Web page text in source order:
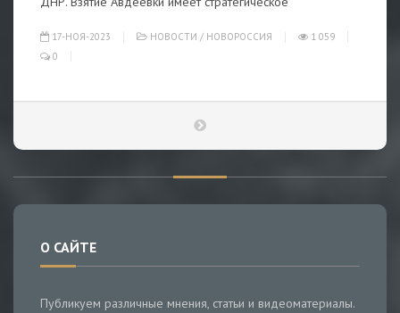
17-НОЯ-2023 НОВОСТИ / НОВОРОССИЯ
1 059
0
О САЙТЕ
Публикуем различные мнения, статьи и видеоматериалы.